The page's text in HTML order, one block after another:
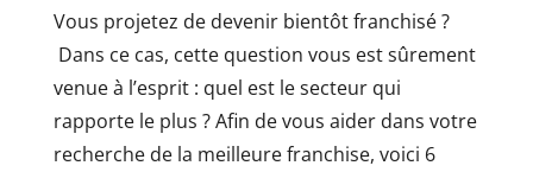
Vous projetez de devenir bientôt franchisé ?
Dans ce cas, cette question vous est sûrement
venue à l’esprit : quel est le secteur qui
rapporte le plus ? Afin de vous aider dans votre
recherche de la meilleure franchise, voici 6